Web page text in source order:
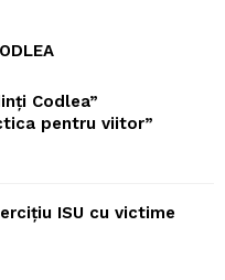
Codlea”
pentru viitor”
ISU cu victime